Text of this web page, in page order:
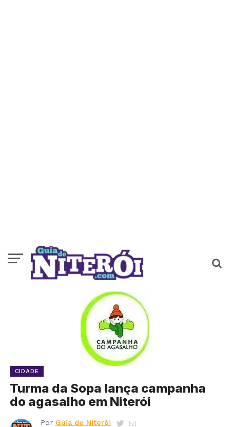
CIDADE
Turma da Sopa lança campanha
do agasalho em Niterói
Por Guia de Niterói